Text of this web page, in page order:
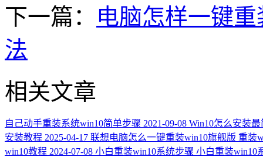
下一篇：
电脑怎样一键
法
相关文章
自己动手重装系统win10简单步骤 2021-09-08 Win10怎么安装
安装教程 2025-04-17 联想电脑怎么一键重装win10旗舰版 重装
win10教程 2024-07-08 小白重装win10系统步骤 小白重装win10